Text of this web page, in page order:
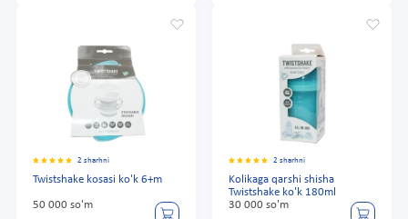
2 sharhni
Twistshake kosasi ko'k 6+m
50 000 so'm
2 sharhni
Kolikaga qarshi shisha
Twistshake ko'k 180ml
30 000 so'm